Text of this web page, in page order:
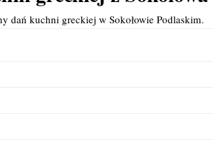
dań kuchni greckiej w Sokołowie Podlaskim.